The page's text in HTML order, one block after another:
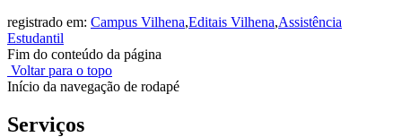
registrado em: Campus Vilhena,Editais Vilhena,Assistência
Estudantil
Fim do conteúdo da página
Voltar para o topo
Início da navegação de rodapé
Serviços